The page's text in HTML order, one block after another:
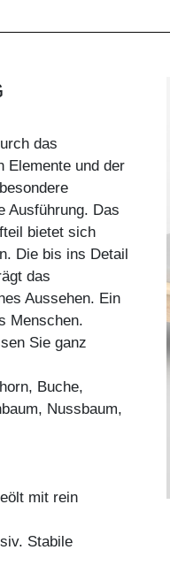
das
Elemente und der
Ausführung. Das
bietet sich
Die bis ins Detail
das
Aussehen. Ein
Menschen.
Sie ganz
Buche,
Nussbaum,
mit rein
Stabile